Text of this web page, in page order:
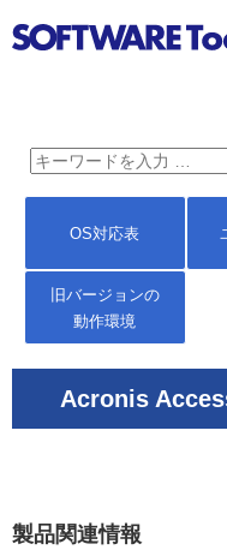
OS対応表
旧バージョンの
動作環境
Acronis
製品関連情報